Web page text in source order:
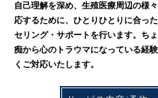
自己理解を深め、生殖医療周辺の様
応するために、ひとりひとりに合っ
セリング・サポートを行います。ち
痴から心のトラウマになっている経
くご対応いたします。